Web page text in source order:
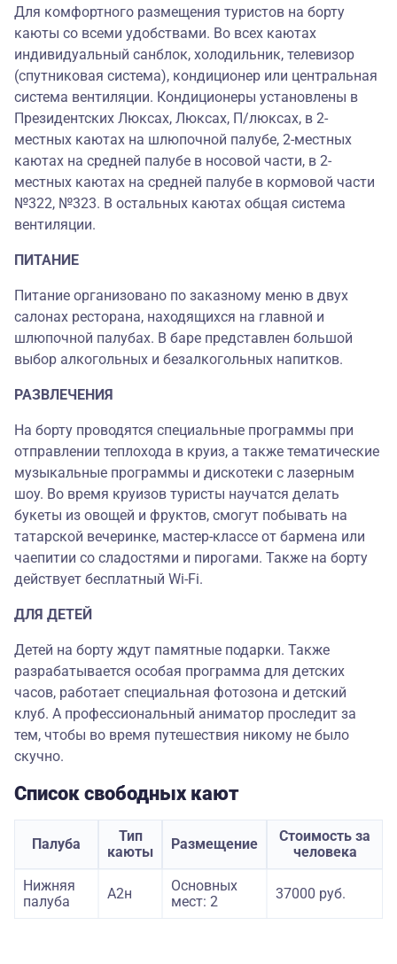
Для комфортного размещения туристов на борту
каюты со всеми удобствами. Во всех каютах
индивидуальный санблок, холодильник, телевизор
(спутниковая система), кондиционер или центральная
система вентиляции. Кондиционеры установлены в
Президентских Люксах, Люксах, П/люксах, в 2-
местных каютах на шлюпочной палубе, 2-местных
каютах на средней палубе в носовой части, в 2-
местных каютах на средней палубе в кормовой части
№322, №323. В остальных каютах общая система
вентиляции.
ПИТАНИЕ
Питание организовано по заказному меню в двух
салонах ресторана, находящихся на главной и
шлюпочной палубах. В баре представлен большой
выбор алкогольных и безалкогольных напитков.
РАЗВЛЕЧЕНИЯ
На борту проводятся специальные программы при
отправлении теплохода в круиз, а также тематические
музыкальные программы и дискотеки с лазерным
шоу. Во время круизов туристы научатся делать
букеты из овощей и фруктов, смогут побывать на
татарской вечеринке, мастер-классе от бармена или
чаепитии со сладостями и пирогами. Также на борту
действует бесплатный Wi-Fi.
ДЛЯ ДЕТЕЙ
Детей на борту ждут памятные подарки. Также
разрабатывается особая программа для детских
часов, работает специальная фотозона и детский
клуб. А профессиональный аниматор проследит за
тем, чтобы во время путешествия никому не было
скучно.
Список свободных кают
Палуба
Тип
каюты
Размещение
Стоимость за
человека
Нижняя
палуба
А2н
Основных
мест: 2
37000 руб.